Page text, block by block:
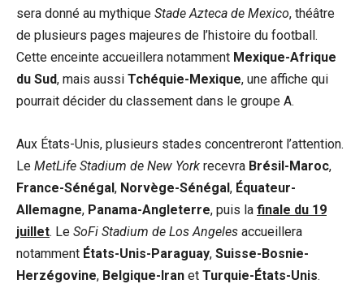
sera donné au mythique Stade Azteca de Mexico, théâtre
de plusieurs pages majeures de l’histoire du football.
Cette enceinte accueillera notamment Mexique-Afrique
du Sud, mais aussi Tchéquie-Mexique, une affiche qui
pourrait décider du classement dans le groupe A.
Aux États-Unis, plusieurs stades concentreront l’attention.
Le MetLife Stadium de New York recevra Brésil-Maroc,
France-Sénégal, Norvège-Sénégal, Équateur-
Allemagne, Panama-Angleterre, puis la finale du 19
juillet. Le SoFi Stadium de Los Angeles accueillera
notamment États-Unis-Paraguay, Suisse-Bosnie-
Herzégovine, Belgique-Iran et Turquie-États-Unis.